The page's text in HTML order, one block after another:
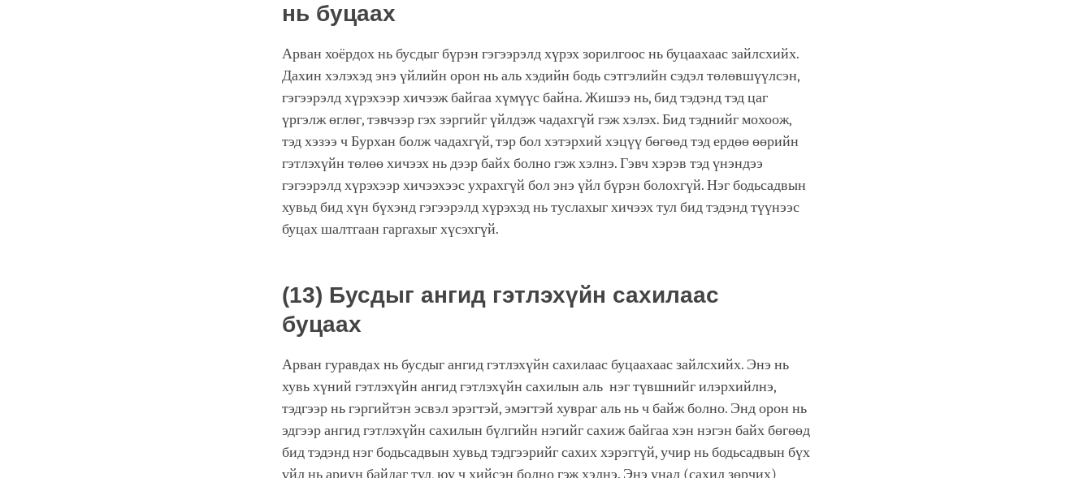
нь буцаах
Арван хоёрдох нь бусдыг бүрэн гэгээрэлд хүрэх зорилгоос нь буцаахаас зайлсхийх.
Дахин хэлэхэд энэ үйлийн орон нь аль хэдийн бодь сэтгэлийн сэдэл төлөвшүүлсэн,
гэгээрэлд хүрэхээр хичээж байгаа хүмүүс байна. Жишээ нь, бид тэдэнд тэд цаг
үргэлж өглөг, тэвчээр гэх зэргийг үйлдэж чадахгүй гэж хэлэх. Бид тэднийг мохоож,
тэд хэзээ ч Бурхан болж чадахгүй, тэр бол хэтэрхий хэцүү бөгөөд тэд ердөө өөрийн
гэтлэхүйн төлөө хичээх нь дээр байх болно гэж хэлнэ. Гэвч хэрэв тэд үнэндээ
гэгээрэлд хүрэхээр хичээхээс ухрахгүй бол энэ үйл бүрэн болохгүй. Нэг бодьсадвын
хувьд бид хүн бүхэнд гэгээрэлд хүрэхэд нь туслахыг хичээх тул бид тэдэнд түүнээс
буцах шалтгаан гаргахыг хүсэхгүй.
(13) Бусдыг ангид гэтлэхүйн сахилаас
буцаах
Арван гуравдах нь бусдыг ангид гэтлэхүйн сахилаас буцаахаас зайлсхийх. Энэ нь
хувь хүний гэтлэхүйн ангид гэтлэхүйн сахилын аль нэг түвшнийг илэрхийлнэ,
тэдгээр нь гэргийтэн эсвэл эрэгтэй, эмэгтэй хувраг аль нь ч байж болно. Энд орон нь
эдгээр ангид гэтлэхүйн сахилын бүлгийн нэгийг сахиж байгаа хэн нэгэн байх бөгөөд
бид тэдэнд нэг бодьсадвын хувьд тэдгээрийг сахих хэрэггүй, учир нь бодьсадвын бүх
үйл нь ариун байдаг тул, юу ч хийсэн болно гэж хэлнэ. Энэ унал (сахил зөрчих)